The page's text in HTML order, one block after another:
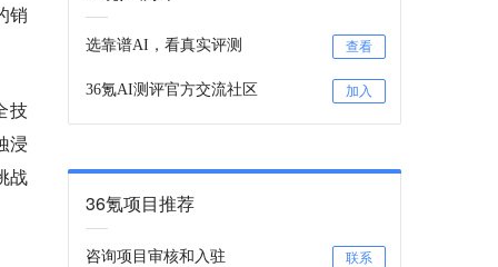
销
技
浸
战
选靠谱AI，看真实评测 查看
36氪AI测评官方交流社区 加入
36氪项目推荐
咨询项目审核和入驻 联系